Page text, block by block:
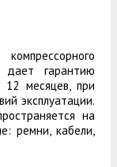
дает гарантию
месяцев, при
эксплуатации.
на
ремни, кабели,